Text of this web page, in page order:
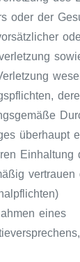
oder der
überhaupt
Einhaltung
vertrauen
eines